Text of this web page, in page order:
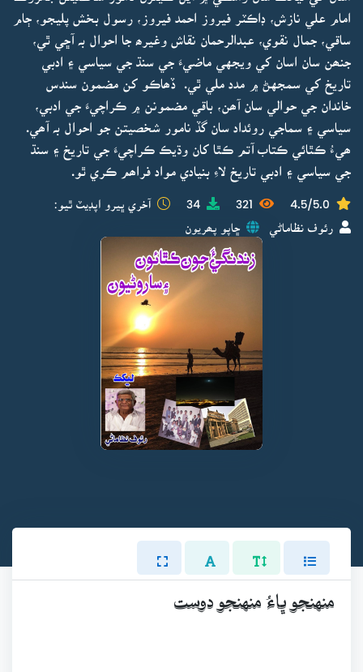
امام علي نازش، ڊاڪٽر فيروز احمد فيروز، رسول بخش پليجو، ڄام
ساقي، جمال نقوي، عبدالرحمان نقاش وغيرھ جا احوال بہ آڇي ٿي،
جنھن سان اسان کي ويجهي ماضيءَ جي سنڌ جي سياسي ۽ ادبي
تاريخ کي سمجهڻ ۾ مدد ملي ٿي. ڏھاڪو کن مضمون سندس
خاندان جي حوالي سان آھن، باقي مضمونن ۾ ڪراچيءَ جي ادبي،
سياسي ۽ سماجي روئداد سان گڏ نامور شخصيتن جو احوال بہ آھي.
ھيءُ ڪٿائي ڪتاب آتم ڪٿا کان وڌيڪ ڪراچيءَ جي تاريخ ۽ سنڌ
جي سياسي ۽ ادبي تاريخ لاءِ بنيادي مواد فراھم ڪري ٿو.
4.5/5.0
321
34 آخري ڀيرو اپڊيٽ ٿيو:
رئوف نظاماڻي ڇاپو پھريون
منهنجو ڀاءُ منهنجو دوست